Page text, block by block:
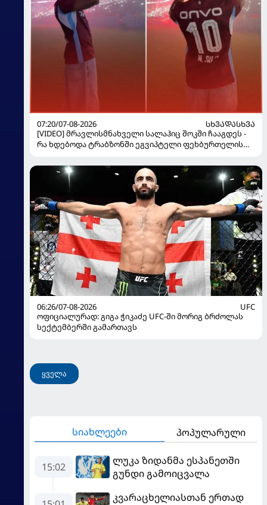
07:20/07-08-2026
ᲡᲮᲕᲐᲓᲐᲡᲮᲕᲐ
[VIDEO] მრავლისმნახველი სალაჰიც შოკში ჩააგდეს -
რა ხდებოდა ტრაბზონში ეგვიპტელი ფეხბურთელის
06:26/07-08-2026
UFC
ოფიციალურად: გიგა ჭიკაძე UFC-ში მორიგ ბრძოლას
სექტემბერში გამართავს
ყველა
სიახლეები პოპულარული
15:02
ლუკა ზიდანმა ესპანეთში
გუნდი გამოიცვალა
კვარაცხელიასთან ერთად